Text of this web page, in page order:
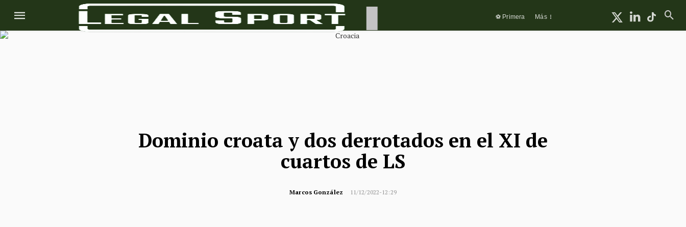
⚽ Primera Más
Dominio croata y dos derrotados en el XI de
cuartos de LS
Marcos González 11/12/2022-12:29